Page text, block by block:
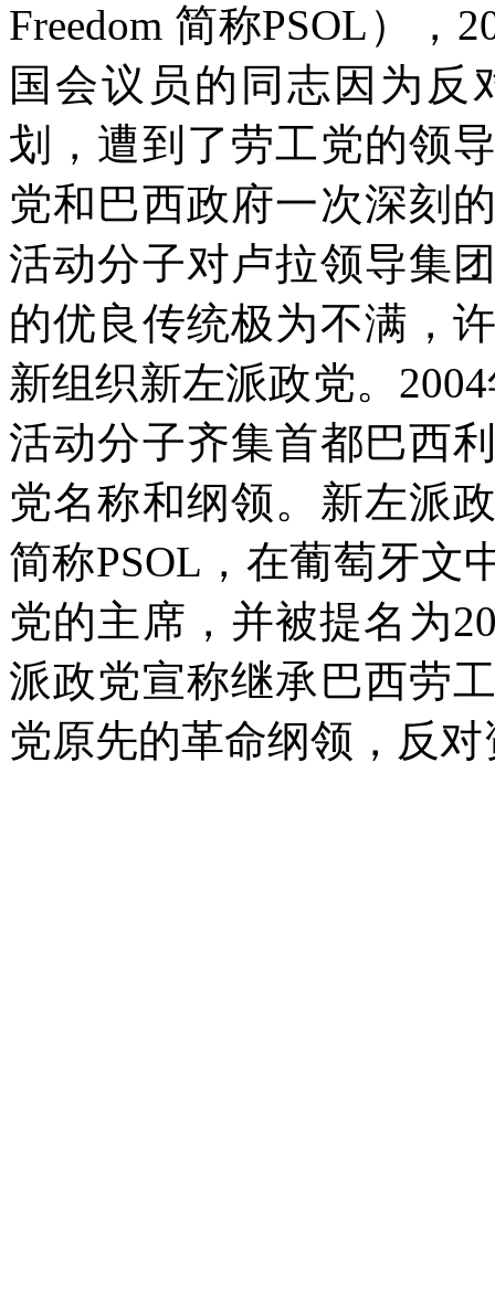
Freedom 简称PSOL），
国会议员的同志因为反
划，遭到了劳工党的领
党和巴西政府一次深刻
活动分子对卢拉领导集
的优良传统极为不满，
新组织新左派政党。
活动分子齐集首都巴西
党名称和纲领。新左派
简称PSOL，在葡萄牙文
党的主席，并被提名为
派政党宣称继承巴西劳
党原先的革命纲领，反